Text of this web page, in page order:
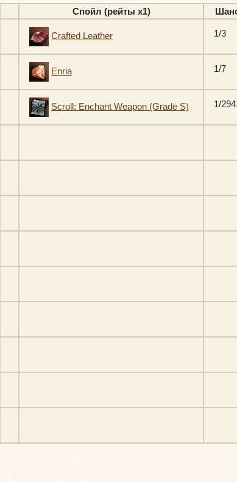
Спойл (рейты х1)
Crafted Leather 1/3
Enria 1/7
Scroll: Enchant Weapon (Grade S) 1/